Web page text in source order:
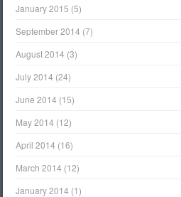
January 2015 (5)
September 2014 (7)
August 2014 (3)
July 2014 (24)
June 2014 (15)
May 2014 (12)
April 2014 (16)
March 2014 (12)
January 2014 (1)